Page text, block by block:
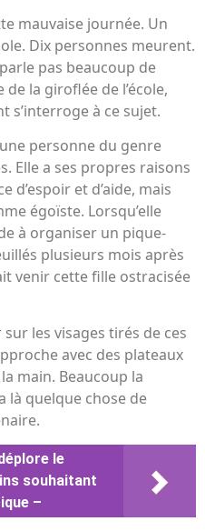
mauvaise journée. Un
Dix personnes meurent.
pas beaucoup de
la giroflée de l’école,
s’interroge à ce sujet.
personne du genre
Elle a ses propres raisons
et d’aide, mais
égoïste. Lorsqu’elle
à organiser un pique-
plusieurs mois après
venir cette fille ostracisée
les visages tirés de ces
avec des plateaux
main. Beaucoup la
là quelque chose de
le
souhaitant
–